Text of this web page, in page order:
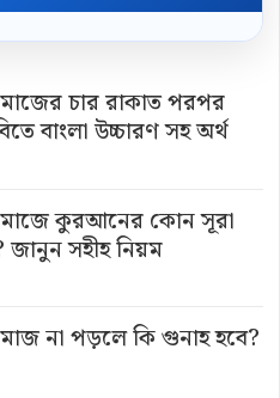
চার রাকাত পরপর
বাংলা উচ্চারণ সহ অর্থ
কুরআনের কোন সূরা
জানুন সহীহ নিয়ম
না পড়লে কি গুনাহ হবে?